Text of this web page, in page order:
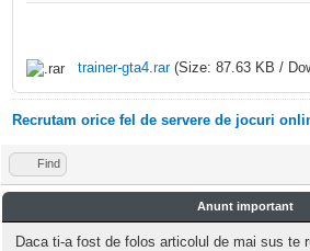
trainer-gta4.rar(Size: 87.63 KB /
Recrutam orice fel de servere de jocuri
Find
Anunt important
Daca ti-a fost de folos articolul de mai sus te